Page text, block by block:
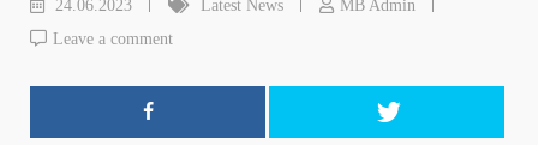
24.06.2023 Latest News
MB Admin
Leave a comment